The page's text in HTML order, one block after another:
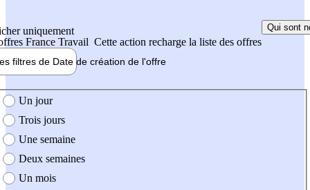
uniquement
France Travail Cette action recharge la liste des offres
Qui sont
filtres de Date de création de l'offre
création de l'offre
Un jour
Trois jours
Une semaine
Deux semaines
Un mois